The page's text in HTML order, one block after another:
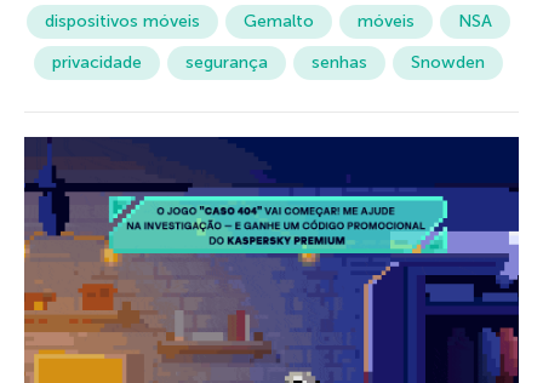
dispositivos móveis
Gemalto móveis
NSA
privacidade
segurança senhas Snowden